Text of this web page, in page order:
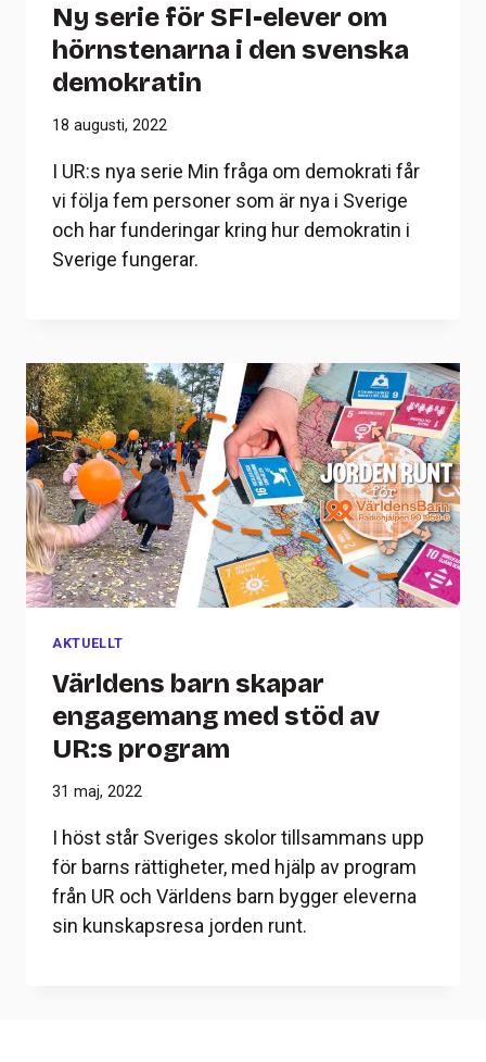
Ny serie för SFI-elever om
hörnstenarna i den svenska
demokratin
18 augusti, 2022
I UR:s nya serie Min fråga om demokrati får
vi följa fem personer som är nya i Sverige
och har funderingar kring hur demokratin i
Sverige fungerar.
AKTUELLT
Världens barn skapar
engagemang med stöd av
UR:s program
31 maj, 2022
I höst står Sveriges skolor tillsammans upp
för barns rättigheter, med hjälp av program
från UR och Världens barn bygger eleverna
sin kunskapsresa jorden runt.